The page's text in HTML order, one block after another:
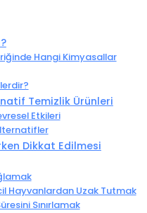
Hangi Kimyasallar
Temizlik Ürünleri
Etkileri
Dikkat Edilmesi
Hayvanlardan Uzak Tutmak
Sınırlamak